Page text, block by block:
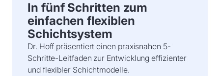
In fünf Schritten zum
einfachen flexiblen
Schichtsystem
Dr. Hoff präsentiert einen praxisnahen 5-
Schritte-Leitfaden zur Entwicklung effizienter
und flexibler Schichtmodelle.